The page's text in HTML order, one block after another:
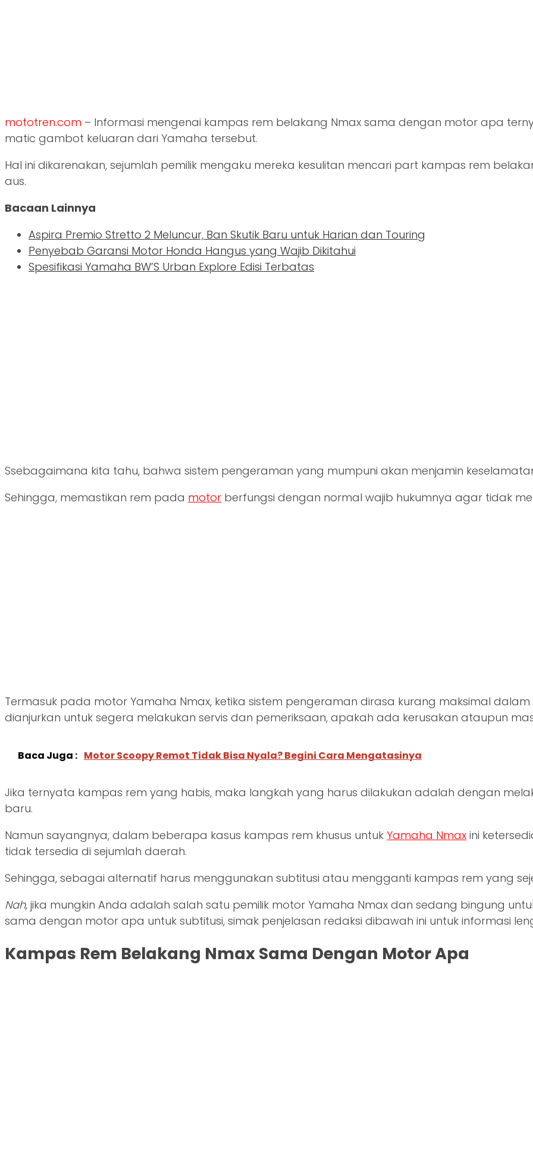
mototren.com – Informasi mengenai kampas rem belakang Nmax sama dengan motor apa
matic gambot keluaran dari Yamaha tersebut.
Hal ini dikarenakan, sejumlah pemilik mengaku mereka kesulitan mencari part kampas rem
aus.
Bacaan Lainnya
Aspira Premio Stretto 2 Meluncur, Ban Skutik Baru untuk Harian dan Touring
Penyebab Garansi Motor Honda Hangus yang Wajib Dikitahui
Spesifikasi Yamaha BW’S Urban Explore Edisi Terbatas
Ssebagaimana kita tahu, bahwa sistem pengeraman yang mumpuni akan menjamin
Sehingga, memastikan rem pada motor berfungsi dengan normal wajib hukumnya agar tidak
Termasuk pada motor Yamaha Nmax, ketika sistem pengeraman dirasa kurang maksimal
dianjurkan untuk segera melakukan servis dan pemeriksaan, apakah ada kerusakan ataupun
Baca Juga : Motor Scoopy Remot Tidak Bisa Nyala? Begini Cara Mengatasinya
Jika ternyata kampas rem yang habis, maka langkah yang harus dilakukan adalah dengan
baru.
Namun sayangnya, dalam beberapa kasus kampas rem khusus untuk Yamaha Nmax ini
tidak tersedia di sejumlah daerah.
Sehingga, sebagai alternatif harus menggunakan subtitusi atau mengganti kampas rem yang
Nah, jika mungkin Anda adalah salah satu pemilik motor Yamaha Nmax dan sedang bingung
sama dengan motor apa untuk subtitusi, simak penjelasan redaksi dibawah ini untuk informasi
Kampas Rem Belakang Nmax Sama Dengan Motor Apa